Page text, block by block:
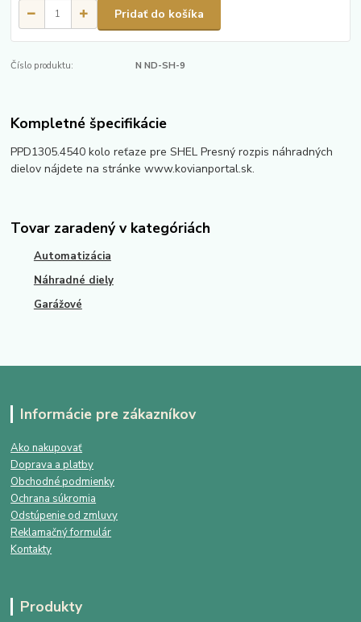
Pridať do košíka
Číslo produktu: N ND-SH-9
Kompletné špecifikácie
PPD1305.4540 kolo reťaze pre SHEL Presný rozpis náhradných
dielov nájdete na stránke www.kovianportal.sk.
Tovar zaradený v kategóriách
Automatizácia
Náhradné diely
Garážové
Informácie pre zákazníkov
Ako nakupovať
Doprava a platby
Obchodné podmienky
Ochrana súkromia
Odstúpenie od zmluvy
Reklamačný formulár
Kontakty
Produkty